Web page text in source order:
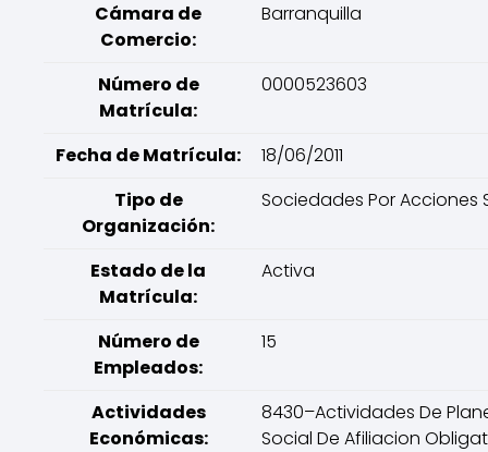
Cámara de
Comercio:
Barranquilla
Número de
Matrícula:
0000523603
Fecha de Matrícula:
18/06/2011
Tipo de
Organización:
Sociedades Por Acciones
Estado de la
Matrícula:
Activa
Número de
Empleados:
15
Actividades
Económicas:
8430–Actividades De
Social De Afiliacion